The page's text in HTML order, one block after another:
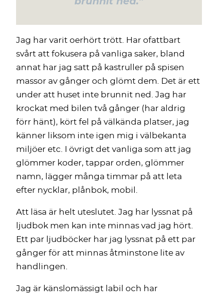
Jag har varit oerhört trött. Har ofattbart
svårt att fokusera på vanliga saker, bland
annat har jag satt på kastruller på spisen
massor av gånger och glömt dem. Det är ett
under att huset inte brunnit ned. Jag har
krockat med bilen två gånger (har aldrig
förr hänt), kört fel på välkända platser, jag
känner liksom inte igen mig i välbekanta
miljöer etc. I övrigt det vanliga som att jag
glömmer koder, tappar orden, glömmer
namn, lägger många timmar på att leta
efter nycklar, plånbok, mobil.
Att läsa är helt uteslutet. Jag har lyssnat på
ljudbok men kan inte minnas vad jag hört.
Ett par ljudböcker har jag lyssnat på ett par
gånger för att minnas åtminstone lite av
handlingen.
Jag är känslomässigt labil och har